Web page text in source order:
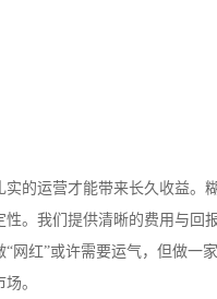
的运营才能带来长久收益。
。我们提供清晰的费用与回
网红”或许需要运气，但做一
。